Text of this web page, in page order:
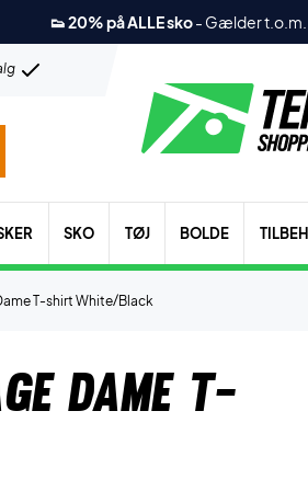
👟 20% på ALLE sko- Gælder t.o.m.
SKO TØJ BOLDE
T-shirt White/Black
Dame T-